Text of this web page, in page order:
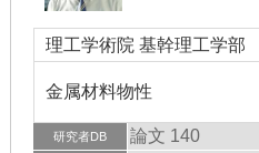
理工学術院 基幹理工学部
金属材料物性
研究者DB 論文 140